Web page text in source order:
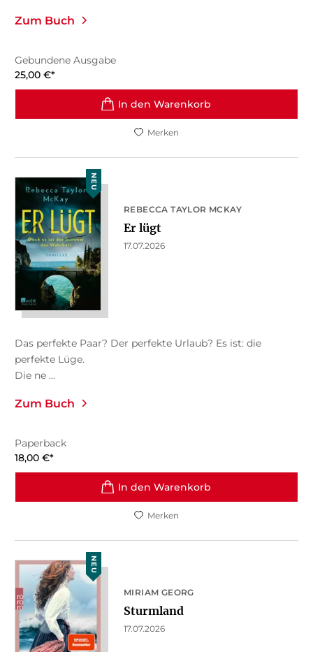
Zum Buch
Gebundene Ausgabe
25,00 €*
In den Warenkorb
Merken
NEU
REBECCA TAYLOR MCKAY
Er lügt
17.07.2026
Das perfekte Paar? Der perfekte Urlaub? Es ist: die
perfekte Lüge.
Die ne ...
Zum Buch
Paperback
18,00 €*
In den Warenkorb
Merken
NEU
MIRIAM GEORG
Sturmland
17.07.2026